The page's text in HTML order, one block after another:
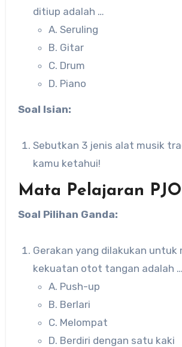
ditiup adalah …
A. Seruling
B. Gitar
C. Drum
D. Piano
Soal Isian:
Sebutkan 3 jenis alat musik
kamu ketahui!
Mata Pelajaran
Soal Pilihan Ganda:
Gerakan yang dilakukan untuk
kekuatan otot tangan adalah …
A. Push-up
B. Berlari
C. Melompat
D. Berdiri dengan satu kaki